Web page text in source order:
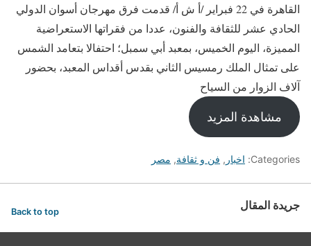
القاهرة في 22 فبراير /أ ش أ/ قدمت فرق مهرجان أسوان الدولي
الحادي عشر للثقافة والفنون، عددا من فقراتها الاستعراضية
المميزة، اليوم الخميس، بمعبد أبي سمبل؛ احتفالا بتعامد الشمس
على تمثال الملك رمسيس الثاني بقدس أقداس المعبد، بحضور
آلاف الزوار من السياح
مشاهدة المزيد
Categories: اخبار , فن و ثقافة, مصر
جريدة المقال Back to top